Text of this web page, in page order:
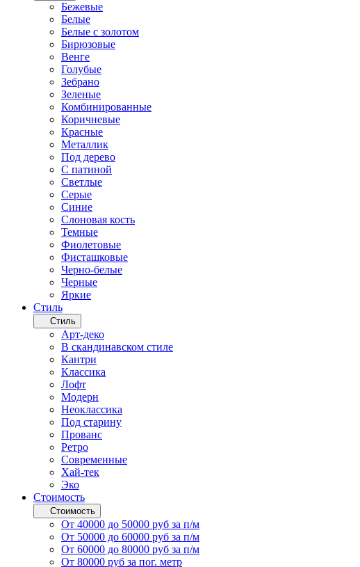
Бежевые
Белые
Белые с золотом
Бирюзовые
Венге
Голубые
Зебрано
Зеленые
Комбинированные
Коричневые
Красные
Металлик
Под дерево
С патиной
Светлые
Серые
Синие
Слоновая кость
Темные
Фиолетовые
Фисташковые
Черно-белые
Черные
Яркие
Стиль
Стиль
Арт-деко
В скандинавском стиле
Кантри
Классика
Лофт
Модерн
Неоклассика
Под старину
Прованс
Ретро
Современные
Хай-тек
Эко
Стоимость
Стоимость
От 40000 до 50000 руб за п/м
От 50000 до 60000 руб за п/м
От 60000 до 80000 руб за п/м
От 80000 руб за пог. метр